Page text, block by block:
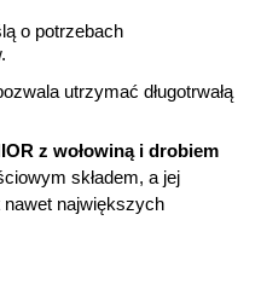
o potrzebach
utrzymać długotrwałą
z wołowiną i drobiem
składem, a jej
nawet największych